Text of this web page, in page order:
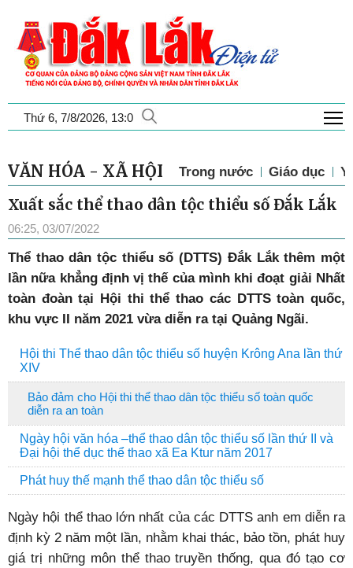
Thứ 6, 7/8/2026, 13:0
VĂN HÓA - XÃ HỘI Trong nước Giáo dục Y
Xuất sắc thể thao dân tộc thiểu số Đắk Lắk
06:25, 03/07/2022
Thể thao dân tộc thiểu số (DTTS) Đắk Lắk thêm một
lần nữa khẳng định vị thế của mình khi đoạt giải Nhất
toàn đoàn tại Hội thi thể thao các DTTS toàn quốc,
khu vực II năm 2021 vừa diễn ra tại Quảng Ngãi.
Hội thi Thể thao dân tộc thiểu số huyện Krông Ana lần thứ
XIV
Bảo đảm cho Hội thi thể thao dân tộc thiểu số toàn quốc
diễn ra an toàn
Ngày hội văn hóa –thể thao dân tộc thiểu số lần thứ II và
Đại hội thể dục thể thao xã Ea Ktur năm 2017
Phát huy thế mạnh thể thao dân tộc thiểu số
Ngày hội thể thao lớn nhất của các DTTS anh em diễn ra
định kỳ 2 năm một lần, nhằm khai thác, bảo tồn, phát huy
giá trị những môn thể thao truyền thống, qua đó tạo cơ